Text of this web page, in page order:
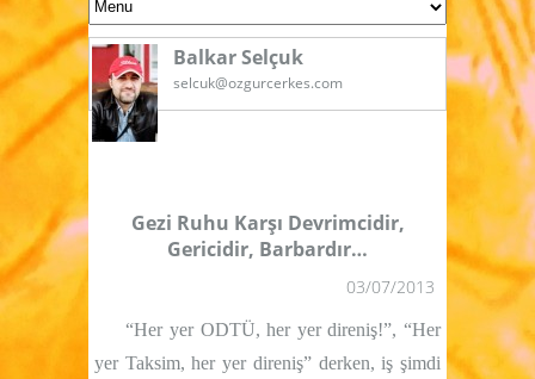
Balkar Selçuk
selcuk@ozgurcerkes.com
Gezi Ruhu Karşı Devrimcidir,
Gericidir, Barbardır…
03/07/2013
“Her yer ODTÜ, her yer direniş!”, “Her
yer Taksim, her yer direniş” derken, iş şimdi